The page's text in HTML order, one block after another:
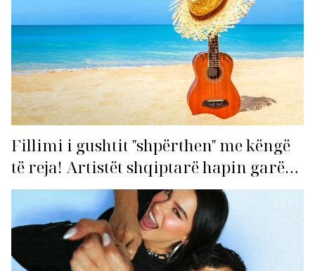
Fillimi i gushtit "shpërthen" me këngë
të reja! Artistët shqiptarë hapin garën
për hitin e verës!